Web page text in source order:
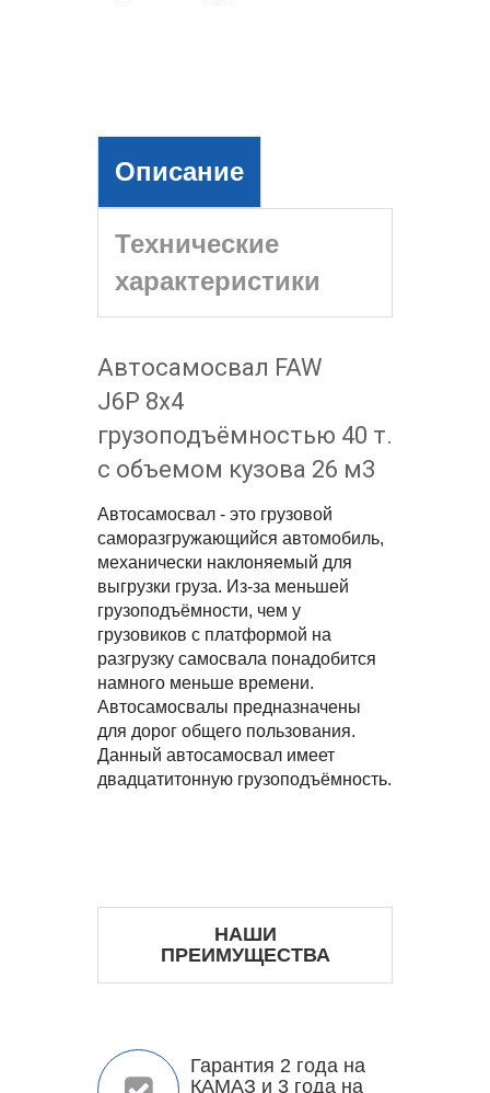
Описание
Технические
характеристики
Автосамосвал FAW
J6P 8x4
грузоподъёмностью 40 т.
с объемом кузова 26 м3
Автосамосвал - это грузовой
саморазгружающийся автомобиль,
механически наклоняемый для
выгрузки груза. Из-за меньшей
грузоподъёмности, чем у
грузовиков с платформой на
разгрузку самосвала понадобится
намного меньше времени.
Автосамосвалы предназначены
для дорог общего пользования.
Данный автосамосвал имеет
двадцатитонную грузоподъёмность.
НАШИ
ПРЕИМУЩЕСТВА
Гарантия 2 года на
КАМАЗ и 3 года на